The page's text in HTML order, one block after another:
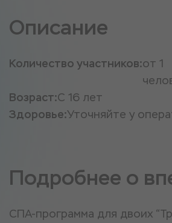
Описание
Количество участников:от 1
Возраст:С 16 лет
Здоровье:Уточняйте у
Подробнее о
СПА-программа для двоих